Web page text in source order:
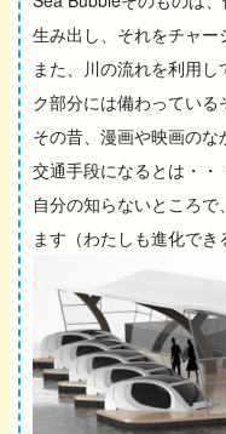
生み出し、それをチャー
また、川の流れを利用
ク部分には備わっている
その昔、漫画や映画の
交通手段になるとは・・
自分の知らないところ
ます（わたしも進化でき